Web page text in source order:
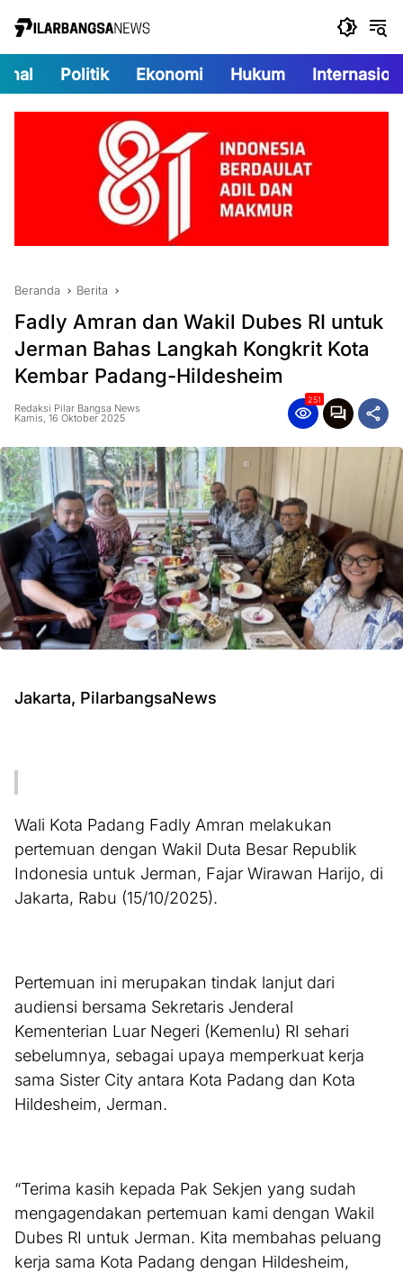
Politik Ekonomi Hukum
Beranda Berita
Fadly Amran dan Wakil Dubes RI untuk
Jerman Bahas Langkah Kongkrit Kota
Kembar Padang-Hildesheim
Redaksi Pilar Bangsa News
Kamis, 16 Oktober 2025
251
Jakarta, PilarbangsaNews
Wali Kota Padang Fadly Amran melakukan
pertemuan dengan Wakil Duta Besar Republik
Indonesia untuk Jerman, Fajar Wirawan Harijo, di
Jakarta, Rabu (15/10/2025).
Pertemuan ini merupakan tindak lanjut dari
audiensi bersama Sekretaris Jenderal
Kementerian Luar Negeri (Kemenlu) RI sehari
sebelumnya, sebagai upaya memperkuat kerja
sama Sister City antara Kota Padang dan Kota
Hildesheim, Jerman.
“Terima kasih kepada Pak Sekjen yang sudah
mengagendakan pertemuan kami dengan Wakil
Dubes RI untuk Jerman. Kita membahas peluang
kerja sama Kota Padang dengan Hildesheim,